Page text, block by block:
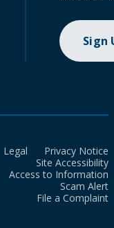
Sign
Legal
Privacy Notice
Site Accessibility
Access to Information
Scam Alert
File a Complaint